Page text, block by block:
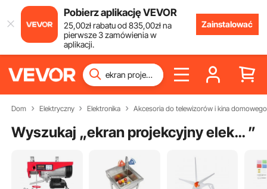
Pobierz aplikację VEVOR
25,00złrabatu od835,00złna
pierwsze 3 zamówienia w
aplikacji.
Zainstalować
Dom Elektryczny Elektronika Akcesoria do telewizorów i kina domowego
Wyszukaj „ ekran projekcyjny elektryczny ”